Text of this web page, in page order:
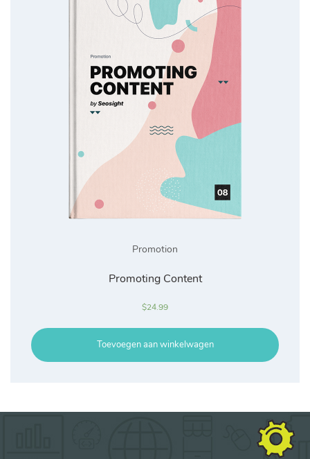
Promotion
Promoting Content
$24.99
Toevoegen aan winkelwagen